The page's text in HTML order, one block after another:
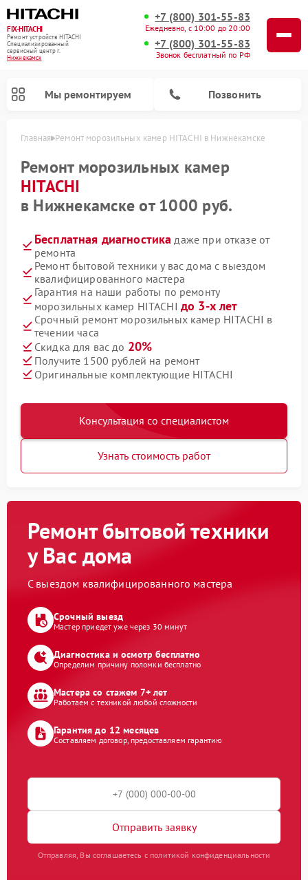
FIX-HITACHI
Ремонт устройств HITACHI
Специализированный
cервисный центр г.
Нижнекамск
+7 (800) 301-55-83
Ежедневно, с 10:00 до 20:00
+7 (800) 301-55-83
Звонок бесплатный по РФ
Мы ремонтируем Позвонить
Главная Ремонт морозильных камер HITACHI в Нижнекамске
Ремонт морозильных камер
HITACHI
в Нижнекамске от 1000 руб.
Бесплатная диагностика даже при отказе от
ремонта
Ремонт бытовой техники у вас дома с выездом
квалифицированного мастера
Гарантия на наши работы по ремонту
морозильных камер HITACHI до 3-х лет
Срочный ремонт морозильных камер HITACHI в
течении часа
Скидка для вас до 20%
Получите 1500 рублей на ремонт
Оригинальные комплектующие HITACHI
Консультация со специалистом
Узнать стоимость работ
Ремонт бытовой техники
у Вас дома
С выездом квалифицированного мастера
Срочный выезд
Мастер приедет уже через 30 минут
Диагностика и осмотр бесплатно
Определим причину поломки бесплатно
Мастера со стажем 7+ лет
Работаем с техникой любой сложности
Гарантия до 12 месяцев
Составляем договор, предоставляем гарантию
Отправить заявку
Отправляя, Вы соглашаетесь с политикой конфиденциальности